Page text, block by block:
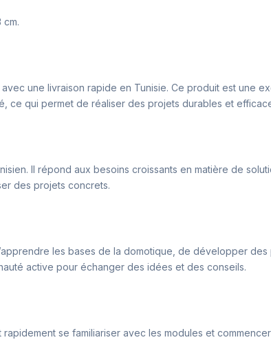
cm.
une livraison rapide en Tunisie. Ce produit est une
ce qui permet de réaliser des projets durables et
Il répond aux besoins croissants en matière de
des projets concrets.
les bases de la domotique, de développer
active pour échanger des idées et des conseils.
se familiariser avec les modules et